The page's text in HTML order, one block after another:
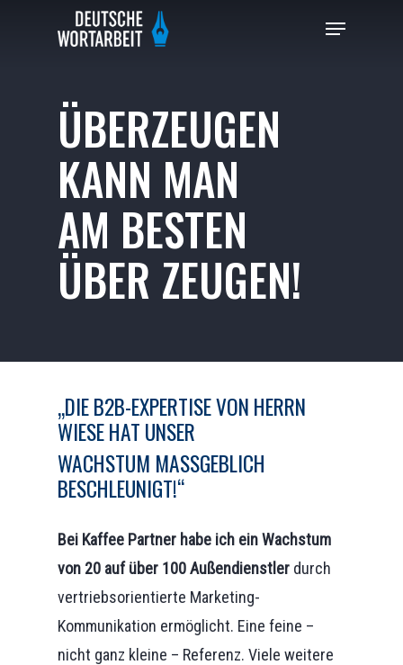
Hit enter to search or ESC to close
ÜBERZEUGEN
KANN MAN
AM BESTEN
ÜBER ZEUGEN!
„DIE B2B-EXPERTISE VON HERRN
WIESE HAT UNSER
WACHSTUM MASSGEBLICH B
ESCHLEUNIGT!“
Bei Kaffee Partner habe ich ein Wachstum
von 20 auf über 100 Außendienstler durch
vertriebsorientierte Marketing-
Kommunikation ermöglicht. Eine feine –
nicht ganz kleine – Referenz. Viele weitere